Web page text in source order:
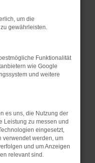
helfen können:
und deine
zum Beispiel
Werbeblocker,
Seiten
die Seite in einem
einem privaten
um die
gewährleisten.
Funktionalität
wie Google
und weitere
es uns, die Nutzung der
Leistung zu messen und
eingesetzt,
verwendet werden, um
und um Anzeigen
relevant sind.